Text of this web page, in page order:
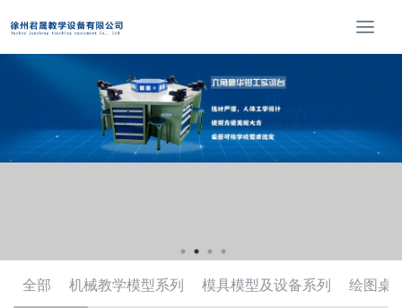
T
o
e
a
t
i
全部 机械教学模型系列 模具模型及设备系列 绘图桌